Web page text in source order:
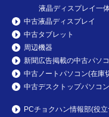
液晶ディスプレイ一
中古液晶ディスプレイ
中古タブレット
周辺機器
新聞広告掲載の中古パソ
中古ノートパソコン(在庫
中古デスクトップパソコ
PCチョクハン情報部(役